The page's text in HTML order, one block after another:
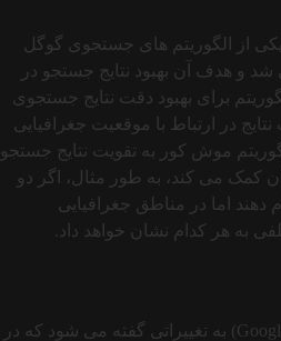
الگوریتم موش کور یا Possum یکی از الگوریتم‌ های جستجوی گوگل
سال ۲۰۱۶ معرفی شد و هدف آن بهبود نتایج جستجو در
برای بهبود دقت نتایج جستجوی
در ارتباط با موقعیت جغرافیایی
موش کور به تقویت نتایج جستجو
کمک می کند، به‌ طور مثال، اگر دو
دهند اما در مناطق جغرافیایی
به هر کدام نشان خواهد داد.
الگوریتم رقص گوگل (Google Dance) به تغییراتی گفته می شود که در